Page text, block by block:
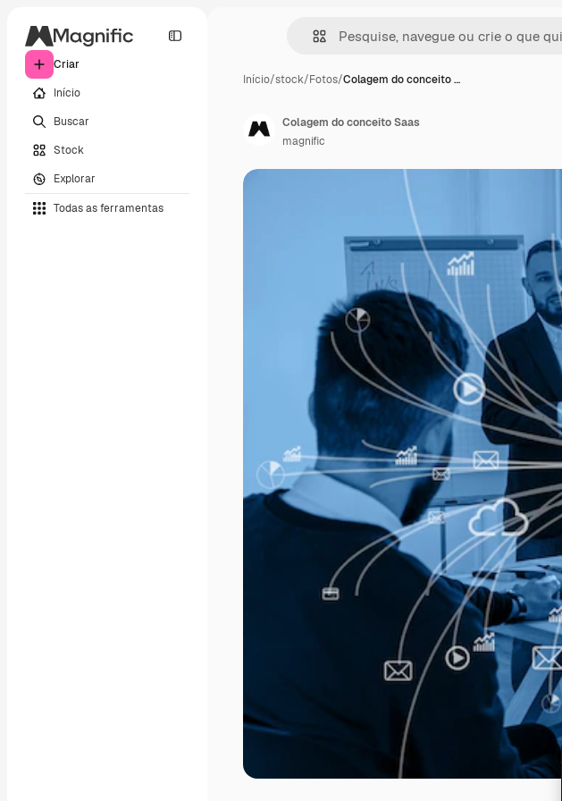
Criar
Início
Buscar
Stock
Explorar
Todas as ferramentas
Início/stock/Fotos/Colagem do conceito …
Colagem do conceito Saas
magnific